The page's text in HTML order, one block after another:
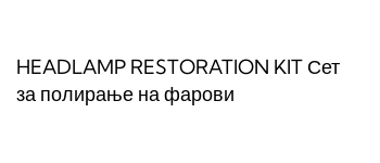
HEADLAMP RESTORATION KIT Сет
за полирање на фарови